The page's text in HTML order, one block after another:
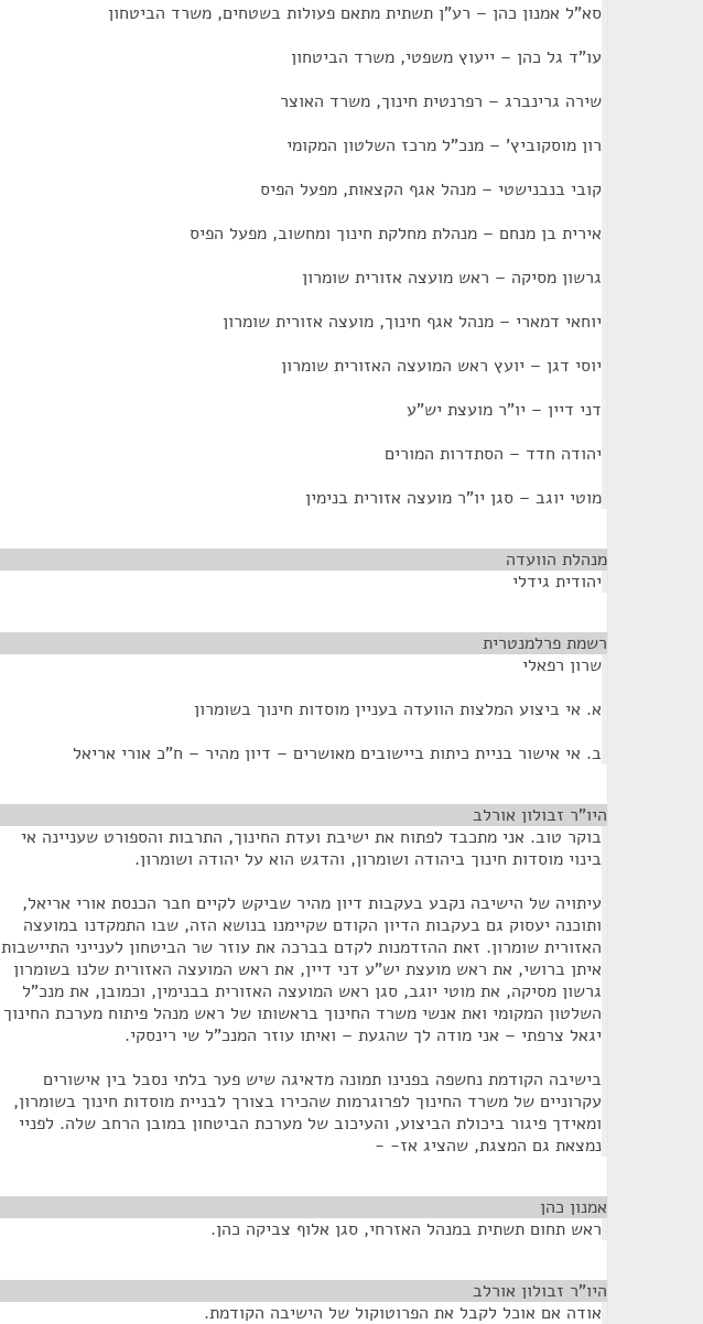
סא"ל אמנון כהן – רע"ן תשתית מתאם פעולות בשטחים, משרד הביטחון
עו"ד גל כהן – ייעוץ משפטי, משרד הביטחון
שירה גרינברג – רפרנטית חינוך, משרד האוצר
רון מוסקוביץ' – מנכ"ל מרכז השלטון המקומי
קובי בנבנישטי – מנהל אגף הקצאות, מפעל הפיס
אירית בן מנחם – מנהלת מחלקת חינוך ומחשוב, מפעל הפיס
גרשון מסיקה – ראש מועצה אזורית שומרון
יוחאי דמארי – מנהל אגף חינוך, מועצה אזורית שומרון
יוסי דגן – יועץ ראש המועצה האזורית שומרון
דני דיין – יו"ר מועצת יש"ע
יהודה חדד – הסתדרות המורים
מוטי יוגב – סגן יו"ר מועצה אזורית בנימין
מנהלת הוועדה
יהודית גידלי
רשמת פרלמנטרית
שרון רפאלי
א. אי ביצוע המלצות הוועדה בעניין מוסדות חינוך בשומרון
ב. אי אישור בניית כיתות ביישובים מאושרים – דיון מהיר – ח"כ אורי אריאל
היו"ר זבולון אורלב
בוקר טוב. אני מתכבד לפתוח את ישיבת ועדת החינוך, התרבות והספורט שעניינה אי
בינוי מוסדות חינוך ביהודה ושומרון, והדגש הוא על יהודה ושומרון.
עיתויה של הישיבה נקבע בעקבות דיון מהיר שביקש לקיים חבר הכנסת אורי אריאל,
ותוכנה יעסוק גם בעקבות הדיון הקודם שקיימנו בנושא הזה, שבו התמקדנו במועצה
האזורית שומרון. זאת ההזדמנות לקדם בברכה את עוזר שר הביטחון לענייני התיישבות
איתן ברושי, את ראש מועצת יש"ע דני דיין, את ראש המועצה האזורית שלנו בשומרון
גרשון מסיקה, את מוטי יוגב, סגן ראש המועצה האזורית בבנימין, וכמובן, את מנכ"ל
השלטון המקומי ואת אנשי משרד החינוך בראשותו של ראש מנהל פיתוח מערכת החינוך
יגאל צרפתי – אני מודה לך שהגעת – ואיתו עוזר המנכ"ל שי רינסקי.
בישיבה הקודמת נחשפה בפנינו תמונה מדאיגה שיש פער בלתי נסבל בין אישורים
עקרוניים של משרד החינוך לפרוגרמות שהכירו בצורך לבניית מוסדות חינוך בשומרון,
ומאידך פיגור ביכולת הביצוע, והעיכוב של מערכת הביטחון במובן הרחב שלה. לפניי
נמצאת גם המצגת, שהציג אז- -
אמנון כהן
ראש תחום תשתית במנהל האזרחי, סגן אלוף צביקה כהן.
היו"ר זבולון אורלב
אודה אם אוכל לקבל את הפרוטוקול של הישיבה הקודמת.